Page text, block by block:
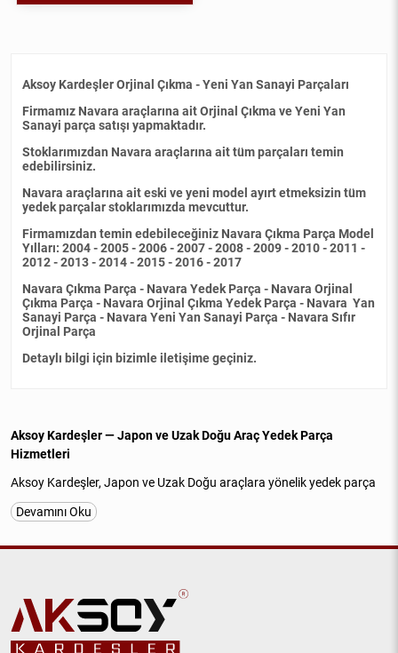
Aksoy Kardeşler Orjinal Çıkma - Yeni Yan Sanayi Parçaları
Firmamız Navara araçlarına ait Orjinal Çıkma ve Yeni Yan
Sanayi parça satışı yapmaktadır.
Stoklarımızdan Navara araçlarına ait tüm parçaları temin
edebilirsiniz.
Navara araçlarına ait eski ve yeni model ayırt etmeksizin tüm
yedek parçalar stoklarımızda mevcuttur.
Firmamızdan temin edebileceğiniz Navara Çıkma Parça Model
Yılları: 2004 - 2005 - 2006 - 2007 - 2008 - 2009 - 2010 - 2011 -
2012 - 2013 - 2014 - 2015 - 2016 - 2017
Navara Çıkma Parça - Navara Yedek Parça - Navara Orjinal
Çıkma Parça - Navara Orjinal Çıkma Yedek Parça - Navara Yan
Sanayi Parça - Navara Yeni Yan Sanayi Parça - Navara Sıfır
Orjinal Parça
Detaylı bilgi için bizimle iletişime geçiniz.
Aksoy Kardeşler — Japon ve Uzak Doğu Araç Yedek Parça
Hizmetleri
Aksoy Kardeşler, Japon ve Uzak Doğu araçlara yönelik yedek parça
tedariğinde uzun yıllara dayanan tecrübesiyle güvenilir ve
profesyonel hizmet sunan köklü bir firmadır. İstanbul Başakşehir
çözümleri sağlamaktadır.
Motor, mekanik, elektrik, elektronik, kaporta, yürüyen aksam,
şanzıman ve diğer tüm yedek parça kalemlerinde geniş ve sürekli
Devamını Oku